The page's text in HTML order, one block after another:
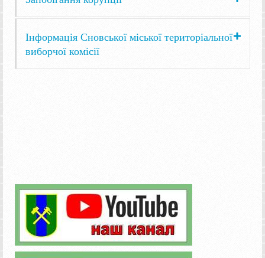
Інформація Сновської міської територіальної
виборчої комісії